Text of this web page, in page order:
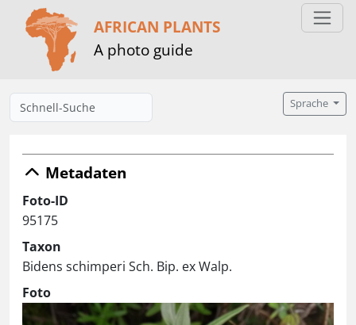
AFRICAN PLANTS
A photo guide
Sprache
Metadaten
Foto-ID
95175
Taxon
Bidens schimperi Sch. Bip. ex Walp.
Foto